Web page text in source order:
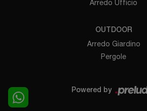
Arredo Ufficio
OUTDOOR
Arredo Giardino
Pergole
Powered by